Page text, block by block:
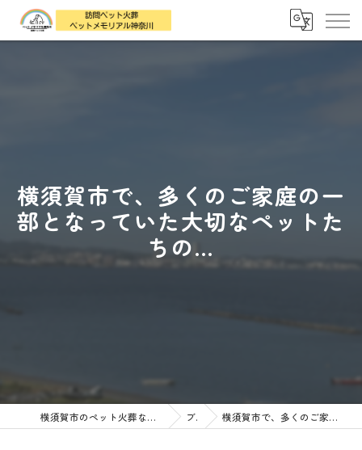
横須賀市で、多くのご家庭の一
部となっていた大切なペットた
ちの...
横須賀市のペット火葬なら訪問ペット火葬 ペットメモリアル神奈川 ブログ 横須賀市で、多くのご家庭の一部となっていた大切なペットたちの...